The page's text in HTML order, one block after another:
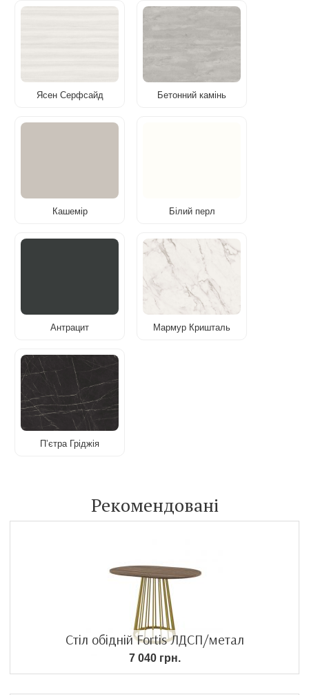
Ясен Серфсайд Бетонний камінь
Кашемір Білий перл
Антрацит Мармур Кришталь
Пʼєтра Гріджія
Рекомендовані
Стіл обідній Fortis ЛДСП/метал
7 040 грн.